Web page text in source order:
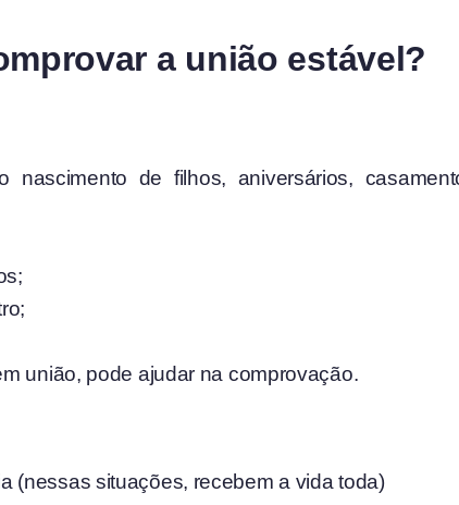
a união estável?
de filhos, aniversários,
união, pode ajudar na comprovação.
(nessas situações, recebem a vida toda)